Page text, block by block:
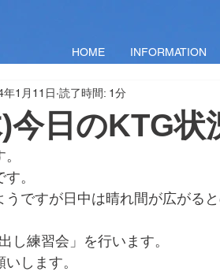
HOME INFORMATION
今日のKTG状
年1月11日 読了時間: 1分
。
ですが日中は晴れ間が広がると
し練習会」を行います。
します。